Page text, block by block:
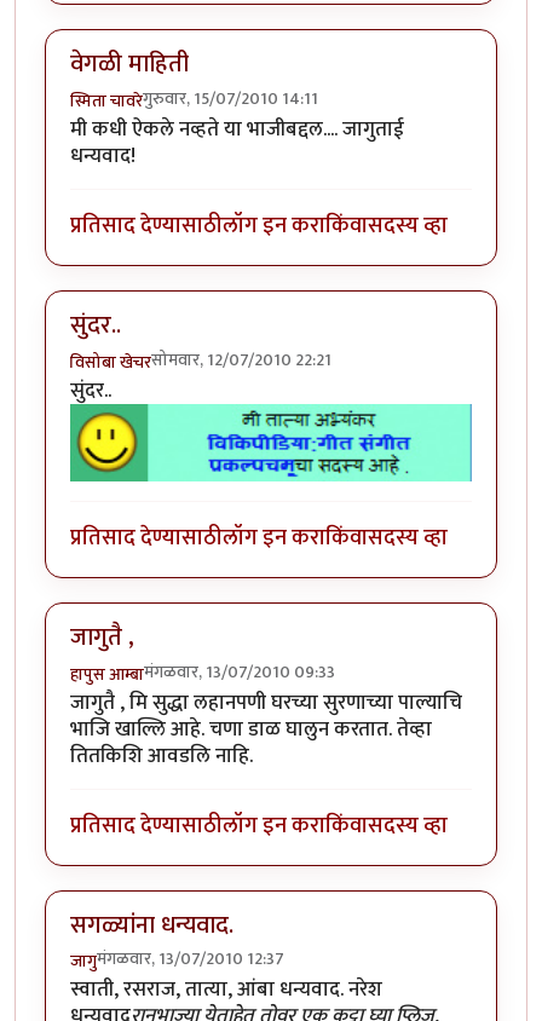
वेगळी माहिती
स्मिता चावरेगुरुवार, 15/07/2010 14:11
मी कधी ऐकले नव्हते या भाजीबद्दल.... जागुताई
धन्यवाद!
प्रतिसाद देण्यासाठीलॉग इन कराकिंवासदस्य व्हा
सुंदर..
विसोबा खेचरसोमवार, 12/07/2010 22:21
सुंदर..
प्रतिसाद देण्यासाठीलॉग इन कराकिंवासदस्य व्हा
जागुतै ,
हापुस आम्बामंगळवार, 13/07/2010 09:33
जागुतै , मि सुद्धा लहानपणी घरच्या सुरणाच्या पाल्याचि
भाजि खाल्लि आहे. चणा डाळ घालुन करतात. तेव्हा
तितकिशि आवडलि नाहि.
प्रतिसाद देण्यासाठीलॉग इन कराकिंवासदस्य व्हा
सगळ्यांना धन्यवाद.
जागुमंगळवार, 13/07/2010 12:37
स्वाती, रसराज, तात्या, आंबा धन्यवाद. नरेश